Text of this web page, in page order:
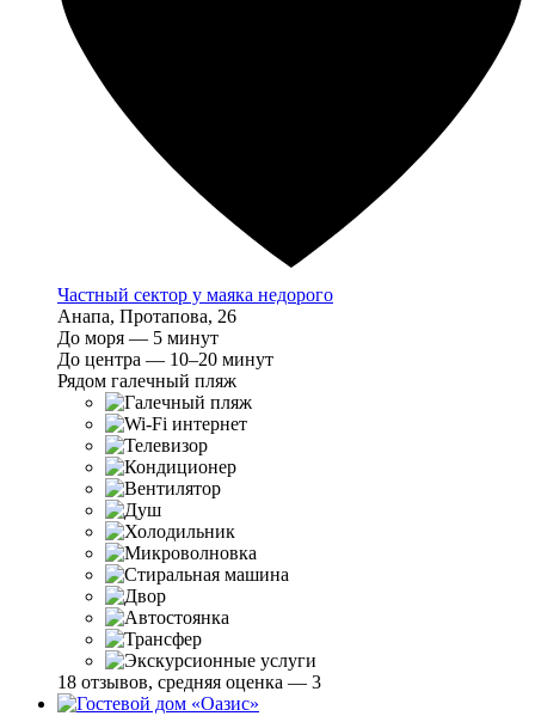
Частный сектор у маяка недорого
Анапа, Протапова, 26
До моря — 5 минут
До центра — 10–20 минут
Рядом галечный пляж
18 отзывов, средняя оценка — 3